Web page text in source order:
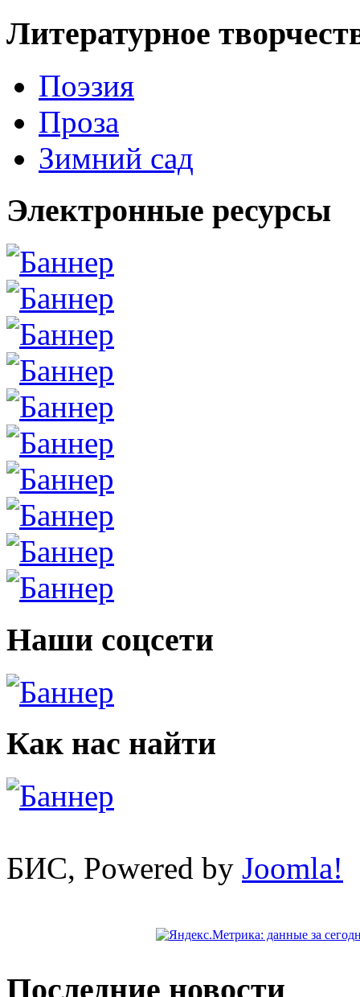
Литературное
Поэзия
Проза
Зимний сад
Электронные ресурсы
Наши соцсети
Как нас найти
БИС, Powered by Joomla!
Последние новости